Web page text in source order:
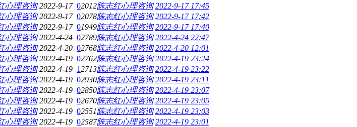
心理咨询 2022-9-17 02012陈志红心理咨询 2022-9-17 17:45
心理咨询 2022-9-17 02078陈志红心理咨询 2022-9-17 17:42
心理咨询 2022-9-17 01949陈志红心理咨询 2022-9-17 17:40
心理咨询 2022-4-24 02789陈志红心理咨询 2022-4-24 22:47
心理咨询 2022-4-20 02768陈志红心理咨询 2022-4-20 12:01
心理咨询 2022-4-19 02762陈志红心理咨询 2022-4-19 23:24
心理咨询 2022-4-19 12713陈志红心理咨询 2022-4-19 23:22
心理咨询 2022-4-19 02930陈志红心理咨询 2022-4-19 23:11
心理咨询 2022-4-19 02850陈志红心理咨询 2022-4-19 23:07
心理咨询 2022-4-19 02670陈志红心理咨询 2022-4-19 23:05
心理咨询 2022-4-19 02551陈志红心理咨询 2022-4-19 23:03
心理咨询 2022-4-19 02587陈志红心理咨询 2022-4-19 23:01